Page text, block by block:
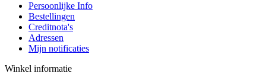
Persoonlijke Info
Bestellingen
Creditnota's
Adressen
Mijn notificaties
Winkel informatie